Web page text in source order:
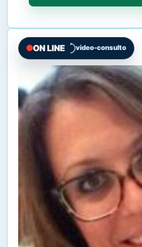
ON LINE video-consulto